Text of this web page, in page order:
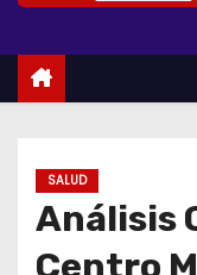
SALUD
Análisis